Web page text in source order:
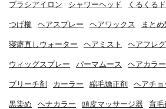
ブラシアイロン シャワーヘッド くるくる
つげ櫛 ヘアスプレー ヘアワックス まと
寝癖直しウォーター ヘアミスト ヘアフレ
ウィッグスプレー パーマムース ヘアカラー
ブリーチ剤 カーラー 縮毛矯正剤 ヘアチョ
黒染め ヘナカラー 頭皮マッサージ器 育毛